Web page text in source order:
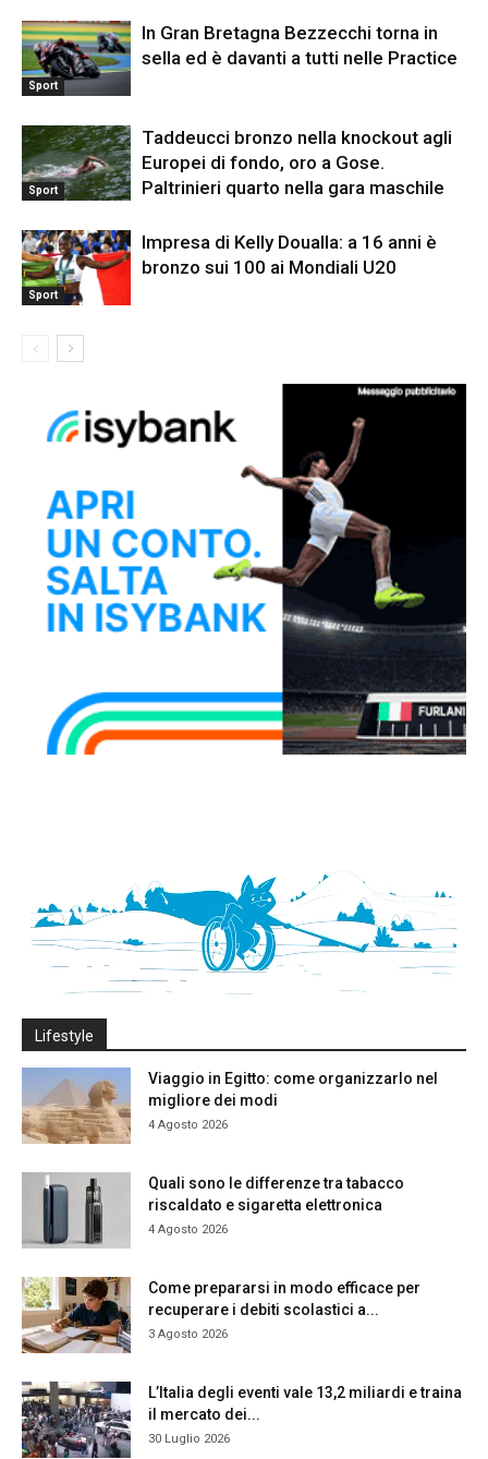
Sport
In Gran Bretagna Bezzecchi torna in
sella ed è davanti a tutti nelle Practice
Sport
Taddeucci bronzo nella knockout agli
Europei di fondo, oro a Gose.
Paltrinieri quarto nella gara maschile
Sport
Impresa di Kelly Doualla: a 16 anni è
bronzo sui 100 ai Mondiali U20
Lifestyle
Viaggio in Egitto: come organizzarlo nel
migliore dei modi
4 Agosto 2026
Quali sono le differenze tra tabacco
riscaldato e sigaretta elettronica
4 Agosto 2026
Come prepararsi in modo efficace per
recuperare i debiti scolastici a...
3 Agosto 2026
L’Italia degli eventi vale 13,2 miliardi e traina
il mercato dei...
30 Luglio 2026